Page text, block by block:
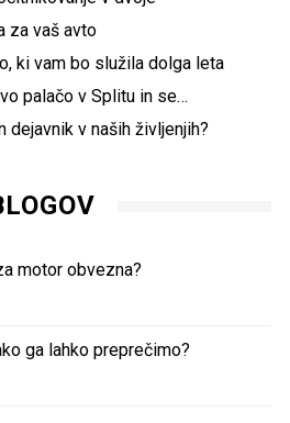
za vaš avto
ki vam bo služila dolga leta
palačo v Splitu in se…
dejavnik v naših življenjih?
motor obvezna?
ga lahko preprečimo?